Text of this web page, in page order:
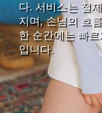
다. 서비스는 절
지며, 손님의 흐
한 순간에는 빠
입니다.